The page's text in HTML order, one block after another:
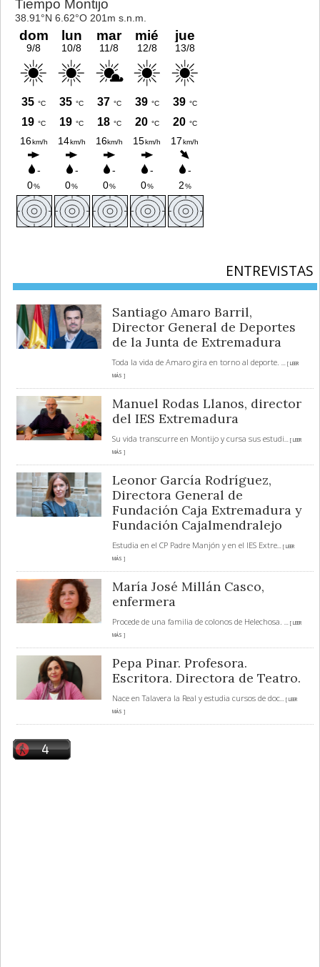
ENTREVISTAS
Santiago Amaro Barril,
Director General de Deportes
de la Junta de Extremadura
Toda la vida de Amaro gira en torno al deporte. ... [ LEER
MÁS ]
Manuel Rodas Llanos, director
del IES Extremadura
Su vida transcurre en Montijo y cursa sus estudi... [ LEER
MÁS ]
Leonor García Rodríguez,
Directora General de
Fundación Caja Extremadura y
Fundación Cajalmendralejo
Estudia en el CP Padre Manjón y en el IES Extre... [ LEER
MÁS ]
María José Millán Casco,
enfermera
Procede de una familia de colonos de Helechosa. ... [ LEER
MÁS ]
Pepa Pinar. Profesora.
Escritora. Directora de Teatro.
Nace en Talavera la Real y estudia cursos de doc... [ LEER
MÁS ]